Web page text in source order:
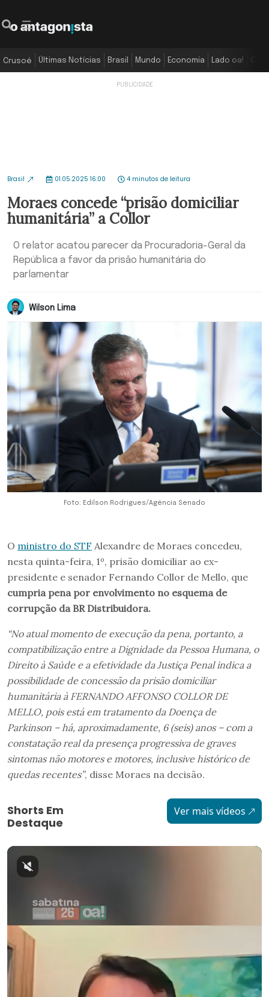
Crusoé Últimas Notícias Brasil Mundo Economia Lado oa!
Brasil 01.05.2025 16:00 4 minutos de leitura
Moraes concede “prisão domiciliar
humanitária” a Collor
O relator acatou parecer da Procuradoria-Geral da
República a favor da prisão humanitária do
parlamentar
Wilson Lima
Foto: Edilson Rodrigues/Agência Senado
O ministro do STF Alexandre de Moraes concedeu,
nesta quinta-feira, 1º, prisão domiciliar ao ex-
presidente e senador Fernando Collor de Mello, que
cumpria pena por envolvimento no esquema de
corrupção da BR Distribuidora.
“No atual momento de execução da pena, portanto, a
compatibilização entre a Dignidade da Pessoa Humana, o
Direito à Saúde e a efetividade da Justiça Penal indica a
possibilidade de concessão da prisão domiciliar
humanitária à FERNANDO AFFONSO COLLOR DE
MELLO, pois está em tratamento da Doença de
Parkinson – há, aproximadamente, 6 (seis) anos – com a
constatação real da presença progressiva de graves
sintomas não motores e motores, inclusive histórico de
quedas recentes”, disse Moraes na decisão.
Shorts Em
Destaque
Ver mais vídeos